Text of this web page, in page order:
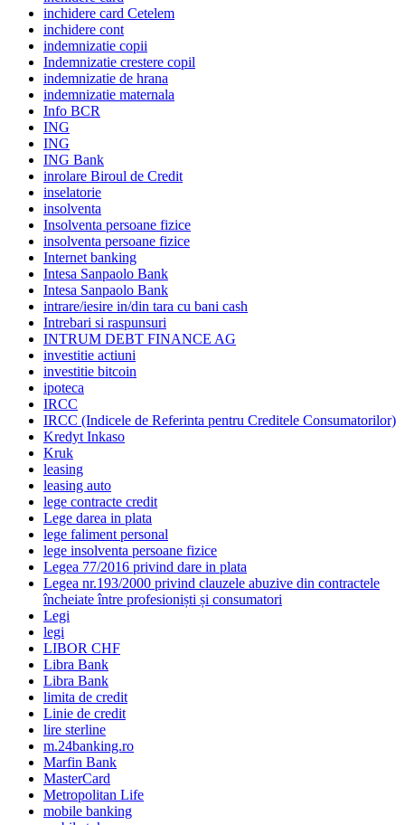
inchidere card Cetelem
inchidere cont
indemnizatie copii
Indemnizatie crestere copil
indemnizatie de hrana
indemnizatie maternala
Info BCR
ING
ING
ING Bank
inrolare Biroul de Credit
inselatorie
insolventa
Insolventa persoane fizice
insolventa persoane fizice
Internet banking
Intesa Sanpaolo Bank
Intesa Sanpaolo Bank
intrare/iesire in/din tara cu bani cash
Intrebari si raspunsuri
INTRUM DEBT FINANCE AG
investitie actiuni
investitie bitcoin
ipoteca
IRCC
IRCC (Indicele de Referinta pentru Creditele Consumatorilor)
Kredyt Inkaso
Kruk
leasing
leasing auto
lege contracte credit
Lege darea in plata
lege faliment personal
lege insolventa persoane fizice
Legea 77/2016 privind dare in plata
Legea nr.193/2000 privind clauzele abuzive din contractele
încheiate între profesioniști și consumatori
Legi
legi
LIBOR CHF
Libra Bank
Libra Bank
limita de credit
Linie de credit
lire sterline
m.24banking.ro
Marfin Bank
MasterCard
Metropolitan Life
mobile banking